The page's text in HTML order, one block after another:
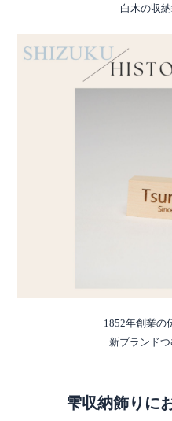
白木の収納
1852年創業の
新ブランド
雫収納飾りに